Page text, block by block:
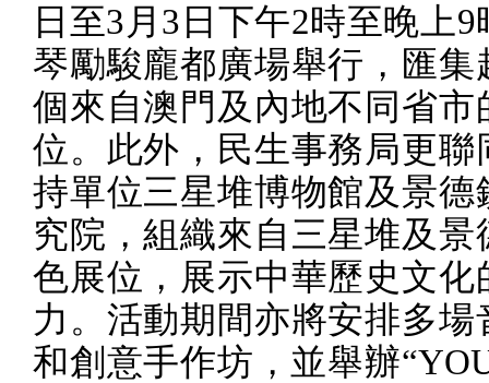
日至3 月 3 日下午2時至晚上9
琴勵駿龐都廣場舉行，匯集
個來自澳門及內地不同省市
位。此外，民生事務局更聯
持單位三星堆博物館及景德
究院，組織來自三星堆及景
色展位，展示中華歷史文化
力。活動期間亦將安排多場
和創意手作坊，並舉辦“